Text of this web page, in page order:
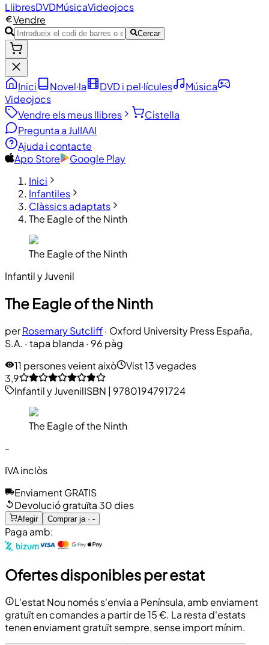
LlibresDVDMúsicaVideojocs
Vendre
Cercar
Inici Novel·la DVD i pel·lícules
Música
Videojocs
Vendre els meus llibres
Cistella
Pregunta a JulIAAI
Ajuda i contacte
App Store
Google Play
Inici
Infantiles
Clàssics adaptats
The Eagle of the Ninth
The Eagle of the Ninth
Infantil y Juvenil
The Eagle of the Ninth
perRosemary Sutcliff· Oxford University Press España,
S.A. · tapa blanda · 96 pàg
11 persones veient això
Vist 13 vegades
3,9
Infantil y JuvenilISBN | 9780194791724
The Eagle of the Ninth
-
IVA inclòs
Enviament GRATIS
Devolució gratuïta 30 dies
Afegir Comprar ja · -
Paga amb:
Ofertes disponibles per estat
L'estat Nou només s'envia a Península, amb enviament
gratuït en comandes a partir de 15 €. La resta d'estats
tenen enviament gratuït sempre, sense import mínim.